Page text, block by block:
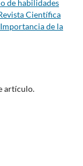
de habilidades
Científica
de la
artículo.